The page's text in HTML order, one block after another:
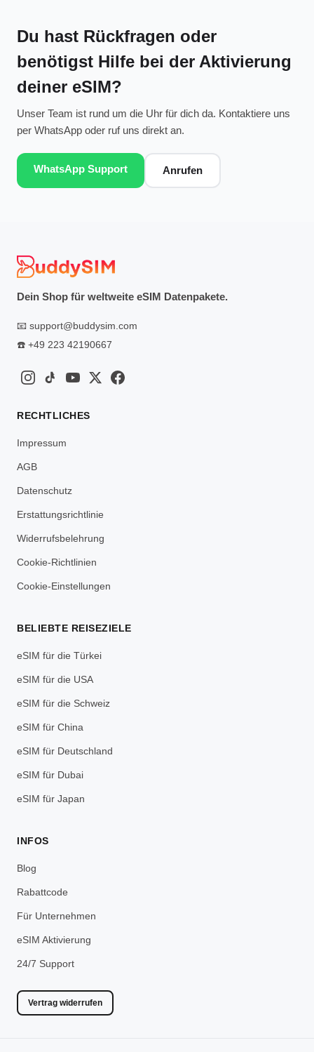
Du hast Rückfragen oder
benötigst Hilfe bei der Aktivierung
deiner eSIM?
Unser Team ist rund um die Uhr für dich da. Kontaktiere uns
per WhatsApp oder ruf uns direkt an.
WhatsApp Support Anrufen
Dein Shop für weltweite eSIM Datenpakete.
📧 support@buddysim.com
☎️ +49 223 42190667
RECHTLICHES
Impressum
AGB
Datenschutz
Erstattungsrichtlinie
Widerrufsbelehrung
Cookie-Richtlinien
Cookie-Einstellungen
BELIEBTE REISEZIELE
eSIM für die Türkei
eSIM für die USA
eSIM für die Schweiz
eSIM für China
eSIM für Deutschland
eSIM für Dubai
eSIM für Japan
INFOS
Blog
Rabattcode
Für Unternehmen
eSIM Aktivierung
24/7 Support
Vertrag widerrufen